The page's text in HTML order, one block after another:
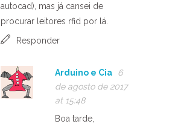
autocad), mas já cansei de
procurar leitores rfid por lá.
Responder
Arduino e Cia
6
de agosto de 2017
at 15:48
Boa tarde,